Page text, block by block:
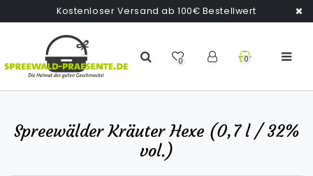
Kostenloser Versand ab 100€ Bestellwert
0 0
Spreewälder Kräuter Hexe (0,7 l / 32%
vol.)